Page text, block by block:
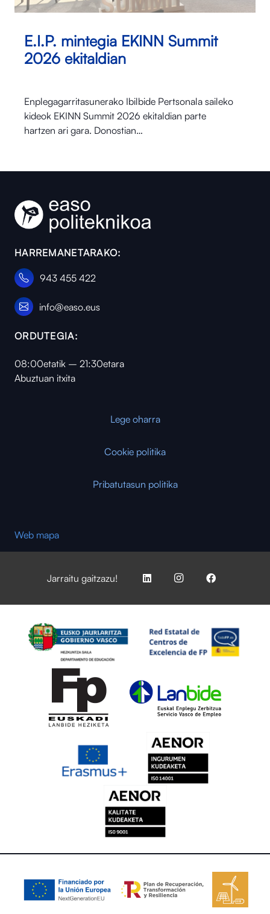
E.I.P. mintegia EKINN Summit
2026 ekitaldian
Enplegagarritasunerako Ibilbide Pertsonala saileko
kideok EKINN Summit 2026 ekitaldian parte
hartzen ari gara. Donostian…
HARREMANETARAKO:
943 455 422
info@easo.eus
ORDUTEGIA:
08:00etatik – 21:30etara
Abuztuan itxita
Lege oharra
Cookie politika
Pribatutasun politika
Web mapa
Jarraitu gaitzazu!